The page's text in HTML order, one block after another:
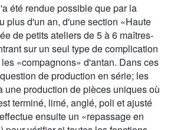
été rendue possible que par la
plus d'un an, d'une section «Haute
de petits ateliers de 5 à 6 maîtres-
sur un seul type de complication
«compagnons» d'antan. Dans ces
de production en série; les
une production de pièces uniques où
terminé, limé, anglé, poli et ajusté
ensuite un «repassage en